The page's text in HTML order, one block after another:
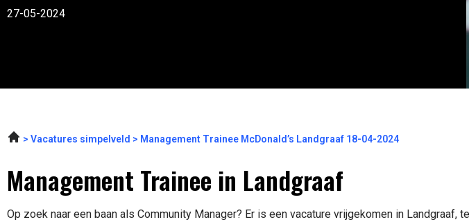
27-05-2024
Vacatures simpelveld Management Trainee McDonald’s Landgraaf 18-04-2024
Management Trainee in Landgraaf
Op zoek naar een baan als Community Manager? Er is een vacature vrijgekomen in Landgraaf,